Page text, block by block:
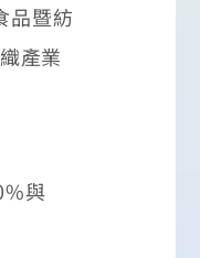
品暨紡
產業
與